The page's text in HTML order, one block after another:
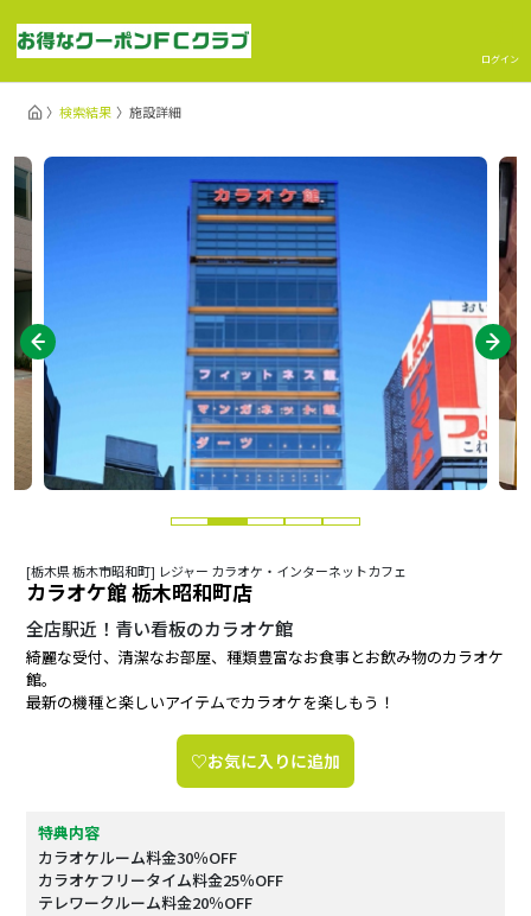
ログイン
検索結果 施設詳細
[栃木県 栃木市昭和町] レジャー カラオケ・インターネットカフェ
カラオケ館 栃木昭和町店
全店駅近！青い看板のカラオケ館
綺麗な受付、清潔なお部屋、種類豊富なお食事とお飲み物のカラオケ
館。
最新の機種と楽しいアイテムでカラオケを楽しもう！
♡お気に入りに追加
特典内容
カラオケルーム料金30％OFF
カラオケフリータイム料金25％OFF
テレワークルーム料金20％OFF